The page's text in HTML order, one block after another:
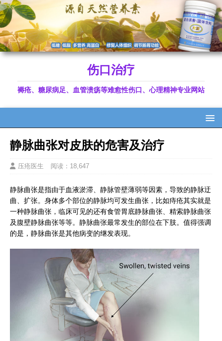
伤口治疗
褥疮、糖尿病足、血管溃疡等难愈性伤口、心理精神专业网站
静脉曲张对皮肤的危害及治疗
压疮医生 阅读：18,647
静脉曲张是指由于血液淤滞、静脉管壁薄弱等因素，导致的静脉迂
曲、扩张。身体多个部位的静脉均可发生曲张，比如痔疮其实就是
一种静脉曲张，临床可见的还有食管胃底静脉曲张、精索静脉曲张
及腹壁静脉曲张等等。静脉曲张最常发生的部位在下肢。值得强调
的是，静脉曲张是其他病变的继发表现。